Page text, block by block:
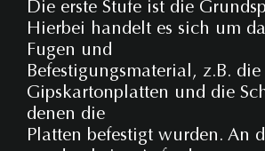
Die erste Stufe ist die
Hierbei handelt es sich um
Fugen und
Befestigungsmaterial, z.B.
Gipskartonplatten und die
denen die
Platten befestigt wurden. An